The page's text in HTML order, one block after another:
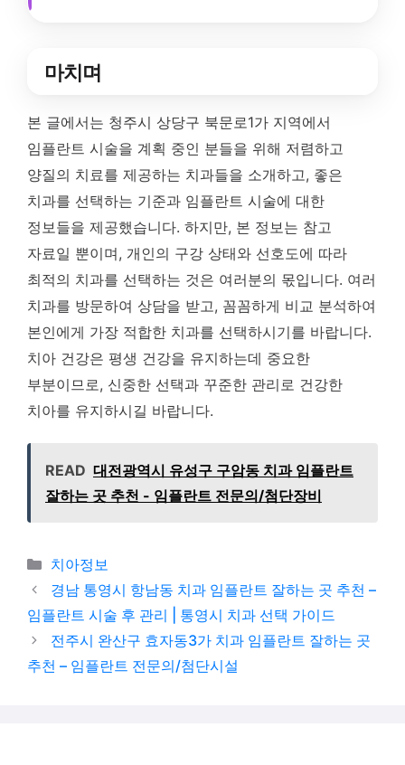
마치며
본 글에서는 청주시 상당구 북문로1가 지역에서
임플란트 시술을 계획 중인 분들을 위해 저렴하고
양질의 치료를 제공하는 치과들을 소개하고, 좋은
치과를 선택하는 기준과 임플란트 시술에 대한
정보들을 제공했습니다. 하지만, 본 정보는 참고
자료일 뿐이며, 개인의 구강 상태와 선호도에 따라
최적의 치과를 선택하는 것은 여러분의 몫입니다. 여러
치과를 방문하여 상담을 받고, 꼼꼼하게 비교 분석하여
본인에게 가장 적합한 치과를 선택하시기를 바랍니다.
치아 건강은 평생 건강을 유지하는데 중요한
부분이므로, 신중한 선택과 꾸준한 관리로 건강한
치아를 유지하시길 바랍니다.
READ 대전광역시 유성구 구암동 치과 임플란트
잘하는 곳 추천 - 임플란트 전문의/첨단장비
카테고리
치아정보
경남 통영시 항남동 치과 임플란트 잘하는 곳 추천 –
임플란트 시술 후 관리 | 통영시 치과 선택 가이드
전주시 완산구 효자동3가 치과 임플란트 잘하는 곳
추천 – 임플란트 전문의/첨단시설